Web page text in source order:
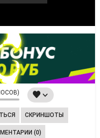
СКРИНШОТЫ
(0)